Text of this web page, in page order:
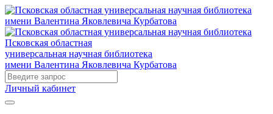
Псковская областная
универсальная научная библиотека
имени Валентина Яковлевича Курбатова
Личный кабинет